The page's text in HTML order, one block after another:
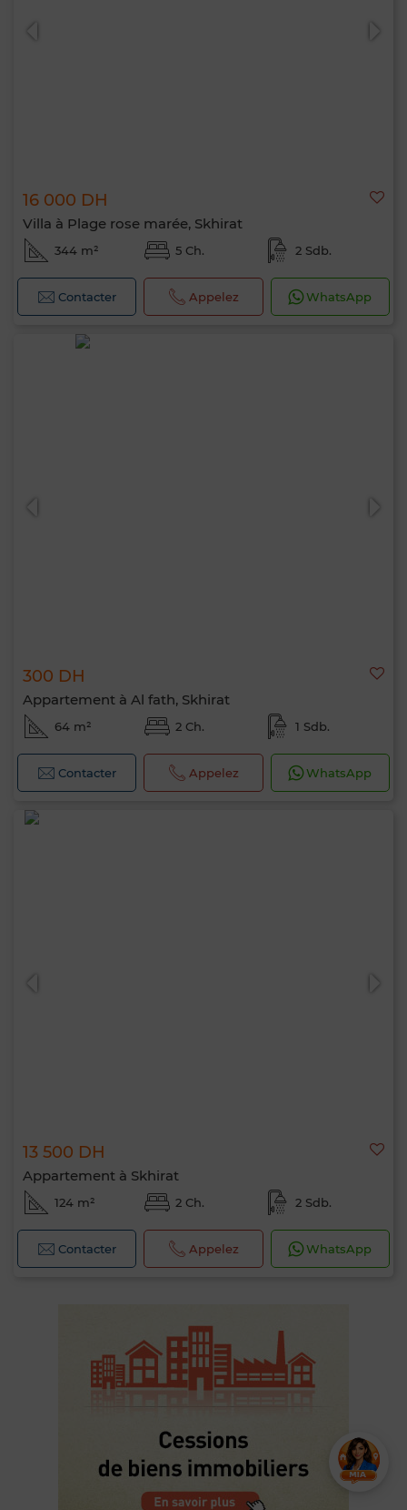
16 000 DH
Villa à Plage rose marée, Skhirat
344 m² 5 Ch. 2 Sdb.
Contacter Appelez WhatsApp
300 DH
Appartement à Al fath, Skhirat
64 m² 2 Ch. 1 Sdb.
Contacter Appelez WhatsApp
13 500 DH
Appartement à Skhirat
124 m² 2 Ch. 2 Sdb.
Contacter Appelez WhatsApp